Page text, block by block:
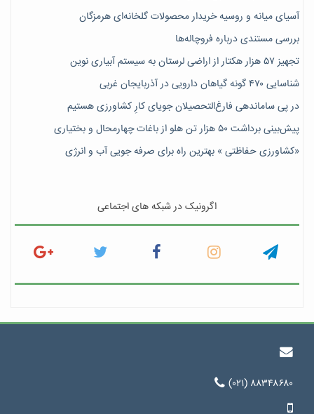
آسیای میانه و روسیه خریدار محصولات گلخانه‌ای هرمزگان
بررسی مستندی درباره فروچاله‌ها
تجهیز ۵۷ هزار هکتار از اراضی لرستان به سیستم آبیاری نوین
شناسایی ۴۷٠ گونه گیاهان دارویی در آذربایجان غربی
در پی ساماندهی فارغ‌التحصیلان جویای کارِ کشاورزی هستیم
پیش‎‌بینی برداشت ۵۰ هزار تن هلو از باغات چهارمحال و بختیاری
«کشاورزی حفاظتی » بهترین راه برای صرفه جویی آب و انرژی
اگرونیک در شبکه های اجتماعی
(۰۲۱) ۸۸۳۴۸۶۸۰